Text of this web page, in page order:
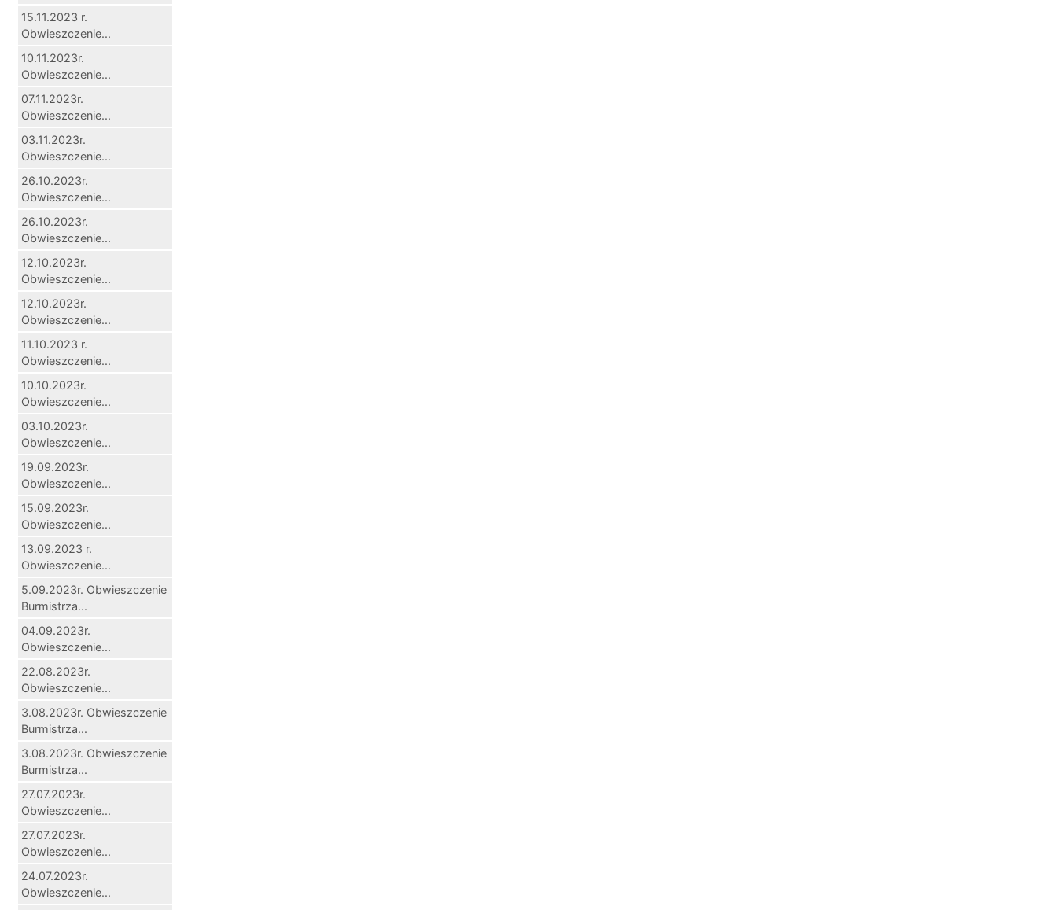
15.11.2023 r.
Obwieszczenie...
10.11.2023r.
Obwieszczenie...
07.11.2023r.
Obwieszczenie...
03.11.2023r.
Obwieszczenie...
26.10.2023r.
Obwieszczenie...
26.10.2023r.
Obwieszczenie...
12.10.2023r.
Obwieszczenie...
12.10.2023r.
Obwieszczenie...
11.10.2023 r.
Obwieszczenie...
10.10.2023r.
Obwieszczenie...
03.10.2023r.
Obwieszczenie...
19.09.2023r.
Obwieszczenie...
15.09.2023r.
Obwieszczenie...
13.09.2023 r.
Obwieszczenie...
5.09.2023r. Obwieszczenie
Burmistrza...
04.09.2023r.
Obwieszczenie...
22.08.2023r.
Obwieszczenie...
3.08.2023r. Obwieszczenie
Burmistrza...
3.08.2023r. Obwieszczenie
Burmistrza...
27.07.2023r.
Obwieszczenie...
27.07.2023r.
Obwieszczenie...
24.07.2023r.
Obwieszczenie...